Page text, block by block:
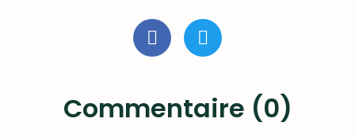
Commentaire (0)